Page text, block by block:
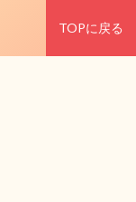
TOPに戻る